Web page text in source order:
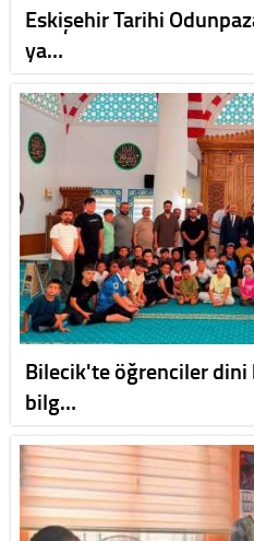
Eskişehir Tarihi
ya…
Bilecik'te öğrenciler dini
bilg…